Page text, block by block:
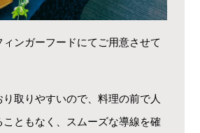
ンガーフードにてご用意させて
取りやすいので、料理の前で人
こともなく、スムーズな導線を確